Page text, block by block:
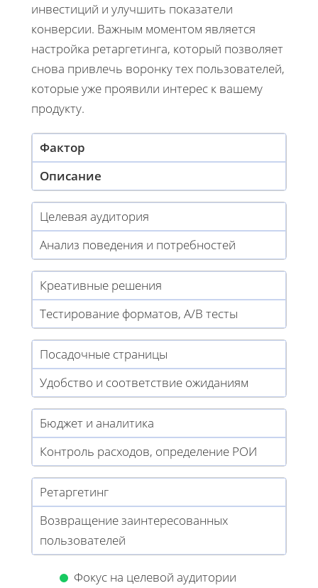
инвестиций и улучшить показатели
конверсии. Важным моментом является
настройка ретаргетинга, который позволяет
снова привлечь воронку тех пользователей,
которые уже проявили интерес к вашему
продукту.
Фактор
Описание
Целевая аудитория
Анализ поведения и потребностей
Креативные решения
Тестирование форматов, A/B тесты
Посадочные страницы
Удобство и соответствие ожиданиям
Бюджет и аналитика
Контроль расходов, определение РОИ
Ретаргетинг
Возвращение заинтересованных
пользователей
Фокус на целевой аудитории